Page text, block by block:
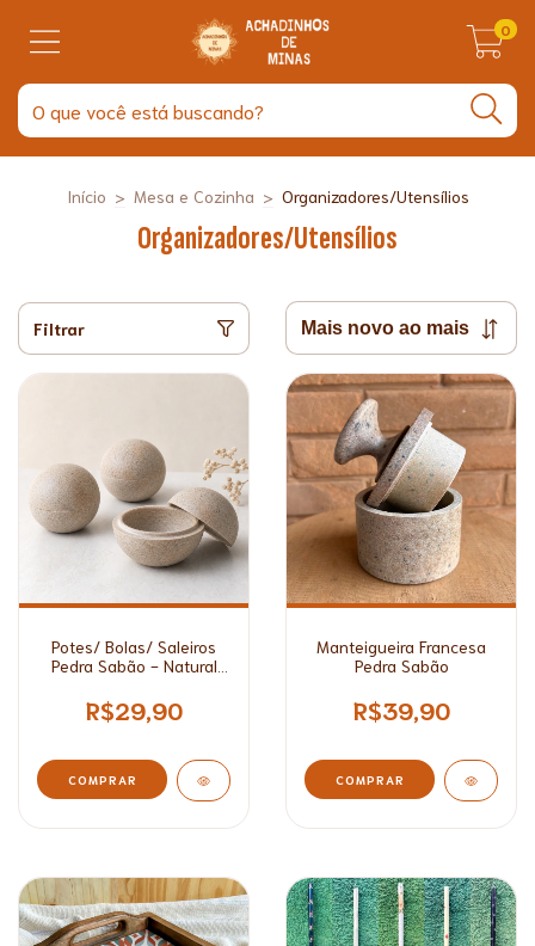
0
Início > Mesa e Cozinha > Organizadores/Utensílios
Organizadores/Utensílios
Filtrar
Potes/ Bolas/ Saleiros
Pedra Sabão - Natural
R$29,90
Manteigueira Francesa
Pedra Sabão
R$39,90